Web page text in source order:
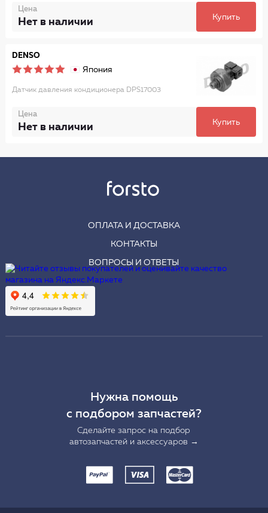
Цена
Нет в наличии Купить
DENSO
Япония
Датчик давления кондиционера DPS17003
Цена
Нет в наличии Купить
ОПЛАТА И ДОСТАВКА
КОНТАКТЫ
ВОПРОСЫ И ОТВЕТЫ
Нужна помощь
с подбором запчастей?
Сделайте запрос на подбор
автозапчастей и аксессуаров →